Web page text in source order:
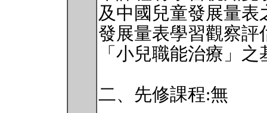
及中國兒童發展量
發展量表學習觀察評
「小兒職能治療」之
二、先修課程:無